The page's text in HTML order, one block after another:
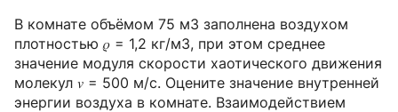
В комнате объёмом 75 м3 заполнена воздухом
плотностью 𝜌 = 1,2 кг/м3, при этом среднее
значение модуля скорости хаотического движения
молекул 𝑣 = 500 м/с. Оцените значение внутренней
энергии воздуха в комнате. Взаимодействием